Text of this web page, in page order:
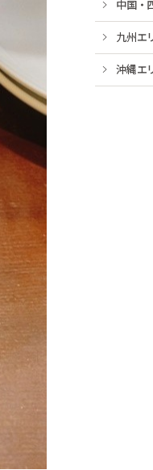
中国・
九州エ
沖縄エ